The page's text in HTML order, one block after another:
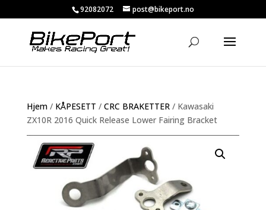
92082072 post@bikeport.no
Hjem/ KÅPESETT / CRC BRAKETTER/ Kawasaki
ZX10R 2016 Quick Release Lower Fairing Bracket